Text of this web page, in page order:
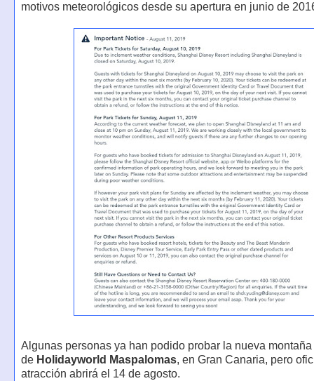
motivos meteorológicos desde su apertura en junio de
Algunas personas ya han podido probar la nueva
de Holidayworld Maspalomas, en Gran Canaria, pero
atracción abrirá el 14 de agosto.